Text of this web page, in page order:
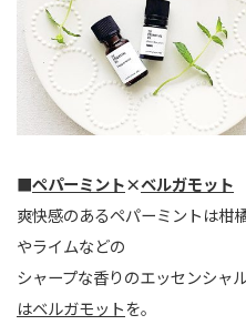
■ペパーミント×ベルガモット
爽快感のあるペパーミントは柑
やライムなどの
シャープな香りのエッセンシャ
はベルガモットを。